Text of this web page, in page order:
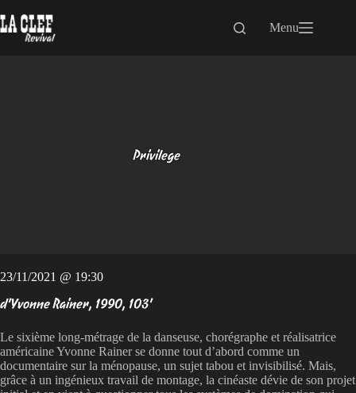
au
contenu
Menu
Privilege
23/11/2021 @ 19:30
d'Yvonne Rainer, 1990, 103'
Le sixième long-métrage de la danseuse, chorégraphe et réalisatrice
américaine Yvonne Rainer se donne tout d’abord comme un
documentaire sur la ménopause, un sujet tabou et invisibilisé. Mais,
grâce à un ingénieux travail de montage, la cinéaste dévie de son projet